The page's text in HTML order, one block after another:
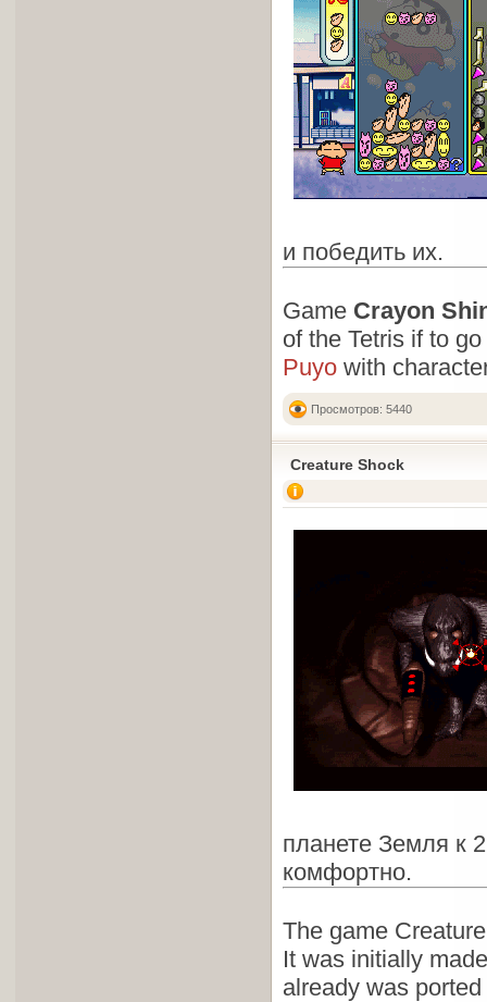
и победить их.
Game Crayon
of the Tetris if to
Puyo with
Просмотров: 5440
Creature Shock
планете Земля к
комфортно.
The game
It was initially
already was